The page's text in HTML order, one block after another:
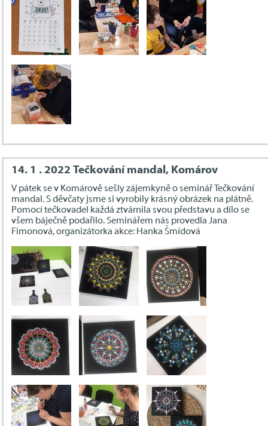
14. 1 . 2022 Tečkování mandal, Komárov
V pátek se v Komárově sešly zájemkyně o seminář Tečkování
mandal. S děvčaty jsme si vyrobily krásný obrázek na plátně.
Pomocí tečkovadel každá ztvárnila svou představu a dílo se
všem báječně podařilo. Seminářem nás provedla Jana
Fimonová, organizátorka akce: Hanka Šmídová